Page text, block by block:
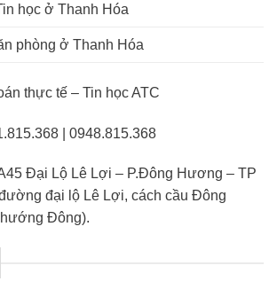
học ở Thanh Hóa
phòng ở Thanh Hóa
thực tế – Tin học ATC
| 0948.815.368
Đại Lộ Lê Lợi – P.Đông Hương – TP
đại lộ Lê Lợi, cách cầu Đông
Đông).